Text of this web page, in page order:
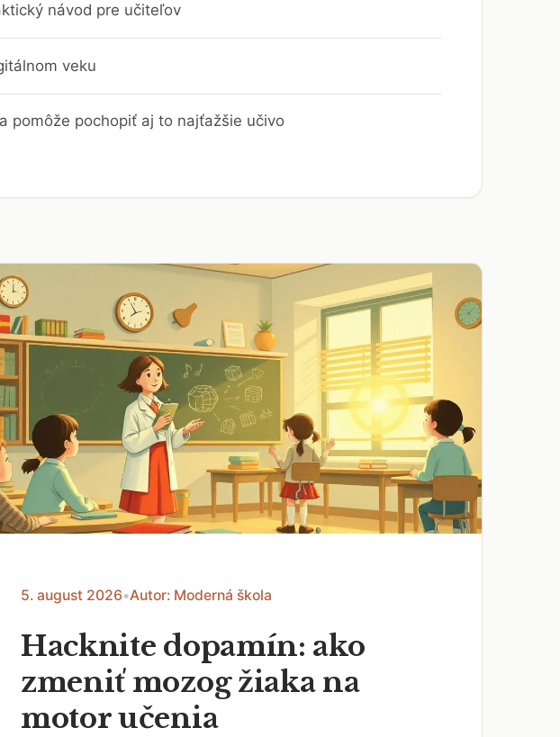
návod pre učiteľov
veku
pomôže pochopiť aj to najťažšie učivo
5. august 2026•Autor: Moderná škola
Hacknite dopamín: ako
zmeniť mozog žiaka na
motor učenia